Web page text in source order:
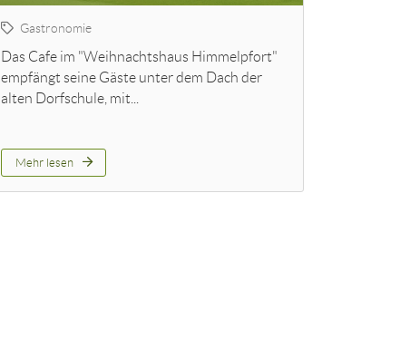
Gastronomie
Das Cafe im "Weihnachtshaus Himmelpfort"
empfängt seine Gäste unter dem Dach der
alten Dorfschule, mit...
Mehr lesen